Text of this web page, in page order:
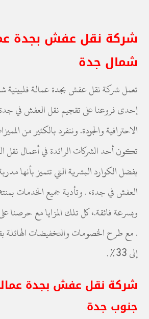
شركة نقل عفش بجدة
شمال جدة
تعمل شركة نقل عفش بجدة عمالة فلبينية
إحدى فروعنا على تقجيم نقل العفش في
الاحترافية والجودة. وننفرد بالكثير من
تكون أحد الشركات الرائدة في أعمال
بفضل الكوارد البشرية التي تتميز بأنها
العفش في جدة، . وتأدية جميع الخدمات
وبسرعة فائقة.، كل تلك المزايا مع حرصنا
. مع طرح الخصومات والتخفيضات
إلى 33%.
شركة نقل عفش بجدة
جنوب جدة